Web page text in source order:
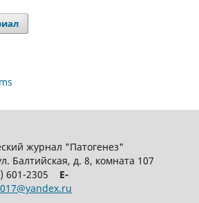
журнал "Патогенез"
Балтийская, д. 8, комната 107
601-2305 E-